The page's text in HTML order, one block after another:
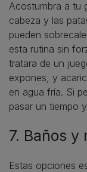
Acostumbra a tu
cabeza y las
pueden
esta rutina sin
tratara de un
expones, y
en agua fría. Si
pasar un tiempo
7. Baños y
Estas opciones